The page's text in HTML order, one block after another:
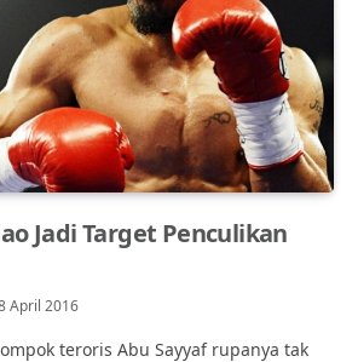
Jadi Target Penculikan
April 2016
teroris Abu Sayyaf rupanya tak